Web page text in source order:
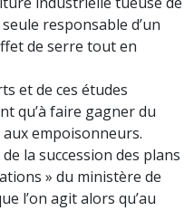
responsable d’un
de serre tout en
et de ces études
qu’à faire gagner du
empoisonneurs.
la succession des plans
» du ministère de
l’on agit alors qu’au